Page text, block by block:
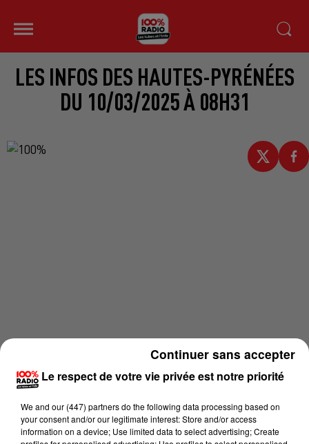
LES INFOS DES HAUTES-PYRÉNÉES
DU 10/03/2025 À 08H31
Le respect de votre vie privée est notre priorité
We and our (447) partnersdo the following data processing based on
your consent and/or our legitimate interest: Store and/or access
information on a device; Use limited data to select advertising; Create
Continuer sans accepter